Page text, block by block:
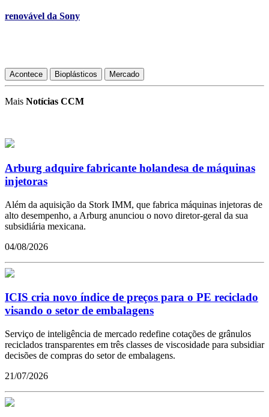
renovável da Sony
Acontece Bioplásticos Mercado
Mais Notícias CCM
Arburg adquire fabricante holandesa de máquinas
injetoras
Além da aquisição da Stork IMM, que fabrica máquinas injetoras de
alto desempenho, a Arburg anunciou o novo diretor-geral da sua
subsidiária mexicana.
04/08/2026
ICIS cria novo índice de preços para o PE reciclado
visando o setor de embalagens
Serviço de inteligência de mercado redefine cotações de grânulos
reciclados transparentes em três classes de viscosidade para subsidiar
decisões de compras do setor de embalagens.
21/07/2026